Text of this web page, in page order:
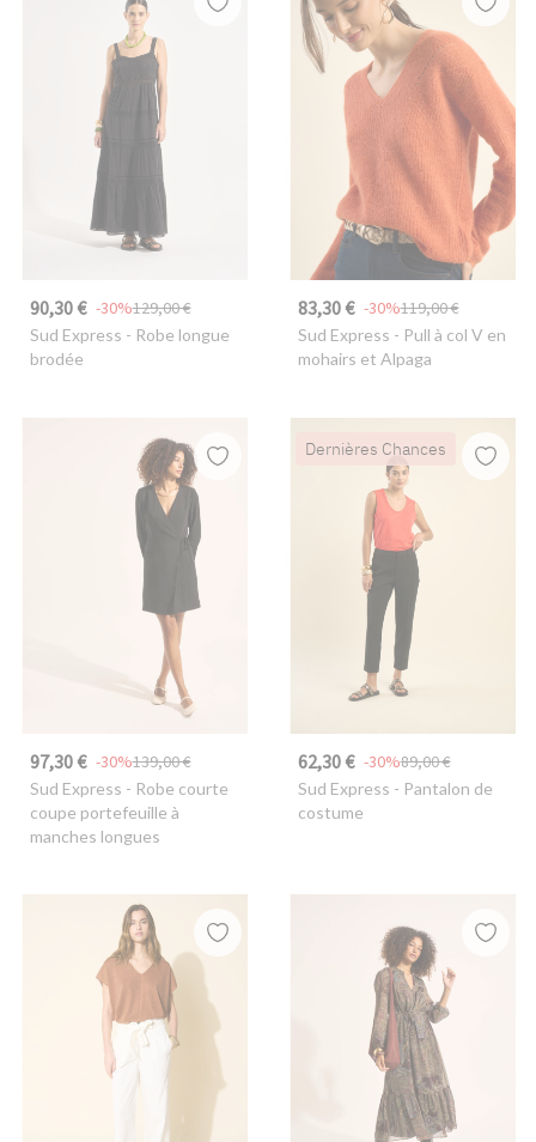
90,30 € 129,00 €
-30%
Sud Express - Robe longue
brodée
83,30 € 119,00 €
-30%
Sud Express - Pull à col V en
mohairs et Alpaga
97,30 € 139,00 €
-30%
Sud Express - Robe courte
coupe portefeuille à
manches longues
Dernières Chances
62,30 € 89,00 €
-30%
Sud Express - Pantalon de
costume